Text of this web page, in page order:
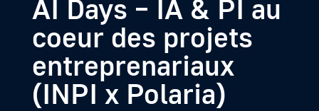
AI Days – IA & PI au
coeur des projets
entreprenariaux
(INPI x Polaria)